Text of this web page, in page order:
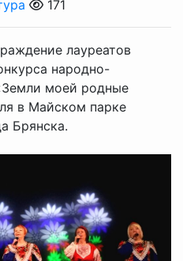
171
лауреатов
народно-
моей родные
в Майском парке
Брянска.